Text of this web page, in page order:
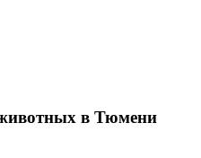
в Тюмени